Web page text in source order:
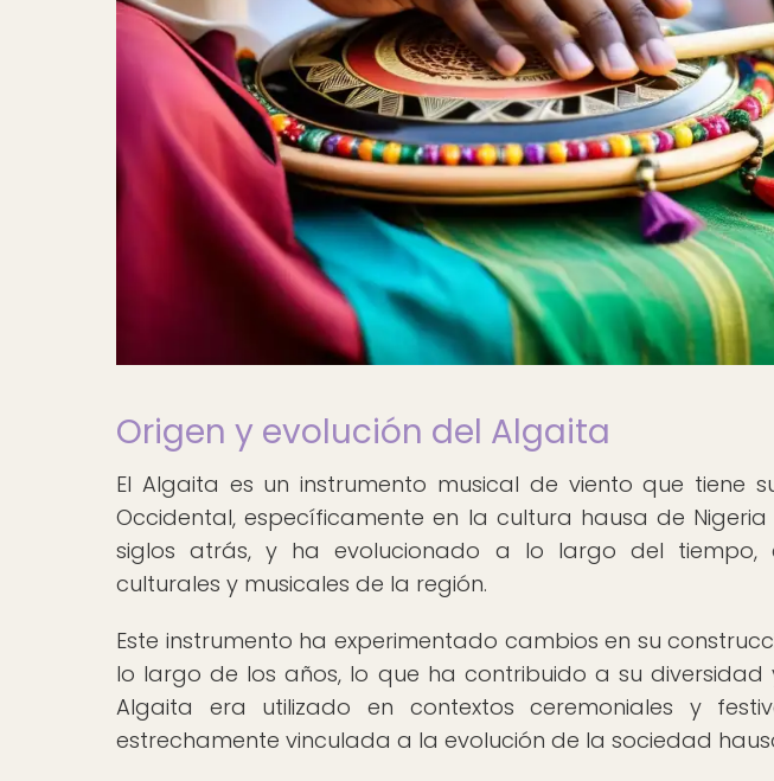
Origen y evolución del Algaita
El Algaita es un instrumento musical de viento que tiene
Occidental, específicamente en la cultura hausa de
siglos atrás, y ha evolucionado a lo largo del tiempo,
culturales y musicales de la región.
Este instrumento ha experimentado cambios en su
lo largo de los años, lo que ha contribuido a su diversidad
Algaita era utilizado en contextos ceremoniales y
estrechamente vinculada a la evolución de la sociedad